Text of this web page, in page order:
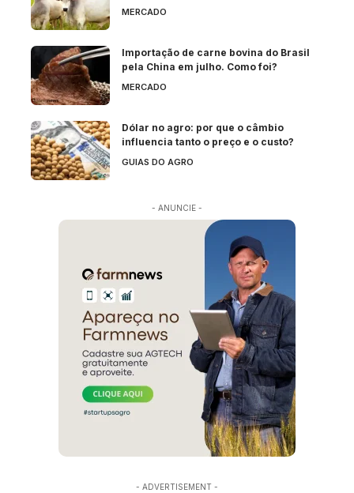
MERCADO
Importação de carne bovina do Brasil
pela China em julho. Como foi?
MERCADO
Dólar no agro: por que o câmbio
influencia tanto o preço e o custo?
GUIAS DO AGRO
- ANUNCIE -
- ADVERTISEMENT -